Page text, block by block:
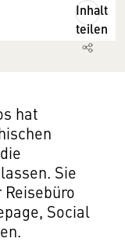
Inhalt
teilen
hat
Sie
Social
externen
allerdings
zu Geräten